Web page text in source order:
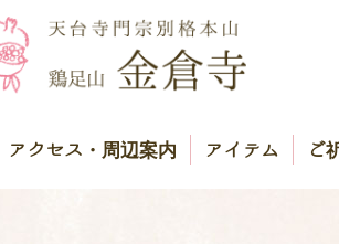
アクセス・周辺案内 アイテム ご